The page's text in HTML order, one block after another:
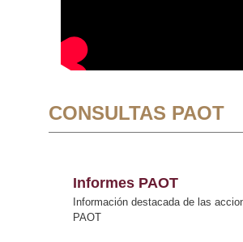
CONSULTAS PAOT
Informes PAOT
Información destacada de las
PAOT